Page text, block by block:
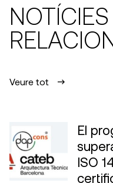
NOTÍCIES
Veure tot
El
ISO